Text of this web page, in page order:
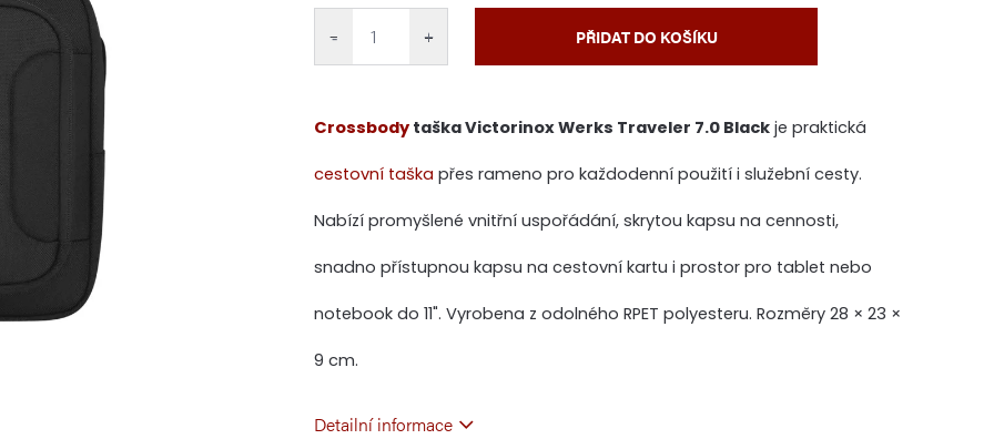
+
− PŘIDAT DO KOŠÍKU
Crossbody taška Victorinox Werks Traveler 7.0 Black je praktická
cestovní taška přes rameno pro každodenní použití i služební cesty.
Nabízí promyšlené vnitřní uspořádání, skrytou kapsu na cennosti,
snadno přístupnou kapsu na cestovní kartu i prostor pro tablet nebo
notebook do 11". Vyrobena z odolného RPET polyesteru. Rozměry 28 × 23 ×
9 cm.
Detailní informace